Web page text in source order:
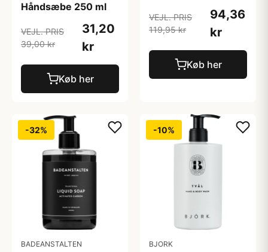
Håndsæbe 250 ml
VEJL. PRIS
39,00 kr
31,20
kr
Køb her
VEJL. PRIS
119,95 kr
94,36
kr
Køb her
-32%
BADEANSTALTEN
-10%
BJORK